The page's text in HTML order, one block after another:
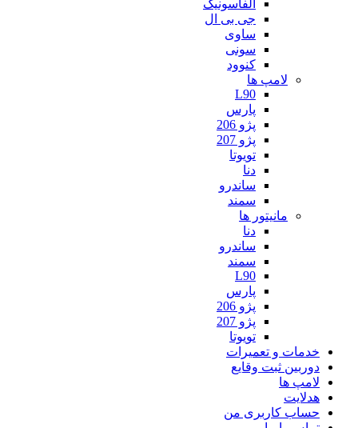
آلفاسونیک
جی بی ال
ساوی
سونی
کنوود
لامپ ها
L90
پارس
پژو 206
پژو 207
تویوتا
دنا
ساندرو
سمند
مانیتور ها
دنا
ساندرو
سمند
L90
پارس
پژو 206
پژو 207
تویوتا
خدمات و تعمیرات
دوربین ثبت وقایع
لامپ ها
هدلایت
حساب کاربری من